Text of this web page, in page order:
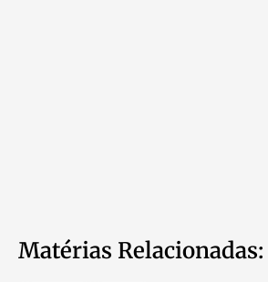
Matérias Relacionadas: